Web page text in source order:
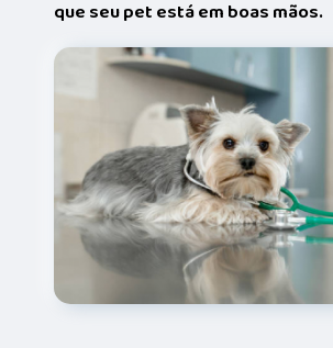
que seu pet está em boas mãos.